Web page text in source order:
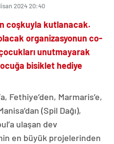
2024 20:40
coşkuyla kutlanacak.
organizasyonun co-
unutmayarak
bisiklet hediye
Fethiye’den, Marmaris’e,
(Spil Dağı),
ulaşan dev
en büyük projelerinden